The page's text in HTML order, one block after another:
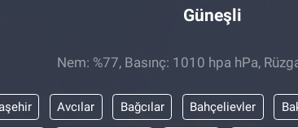
Güneşli
Nem: %77, Basınç: 1010 hpa hPa,
Avcılar Bağcılar Bahçelievler